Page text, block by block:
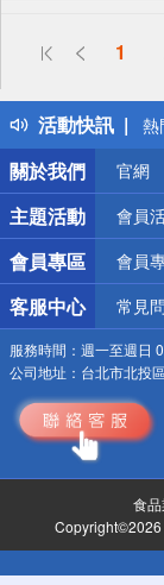
1
活動快訊
得
熱
銀
偏
詐
關於我們
官網
主題活動 會員
會員專區 會員
客服中心 常見
服務時間： 週一至週日
公司地址： 台北市北投
食
Copyright©2026